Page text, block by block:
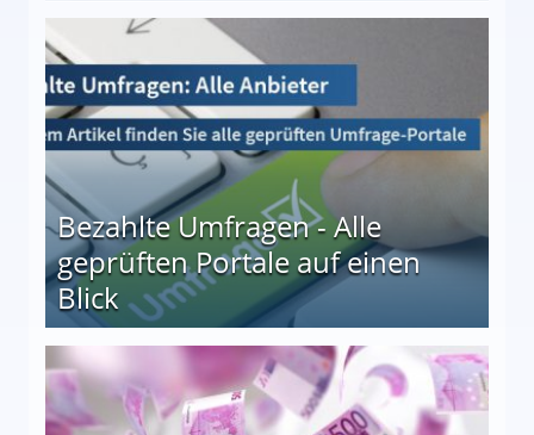
Bezahlte Umfragen - Alle
geprüften Portale auf einen
Blick
auf einen Blick